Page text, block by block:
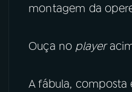
YouTube
montagem da
Ouça no player
A fábula, composta